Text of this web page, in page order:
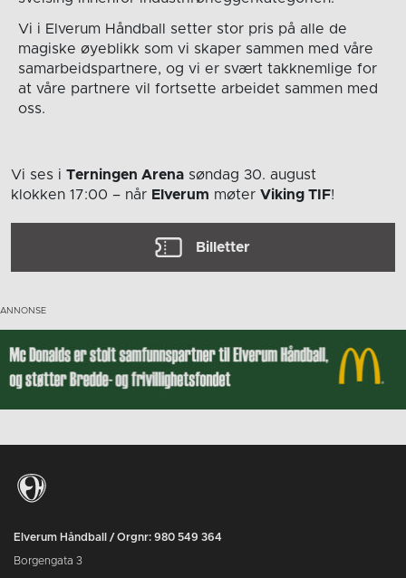
Vi i Elverum Håndball setter stor pris på alle de
magiske øyeblikk som vi skaper sammen med våre
samarbeidspartnere, og vi er svært takknemlige for
at våre partnere vil fortsette arbeidet sammen med
oss.
Vi ses i Terningen Arena søndag 30. august
klokken 17:00 – når Elverum møter Viking TIF!
Billetter
Elverum Håndball / Orgnr: 980 549 364
Borgengata 3